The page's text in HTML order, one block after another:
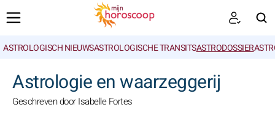
ASTROLOGISCH NIEUWSASTROLOGISCHE TRANSITSASTRODOSSIER
Astrologie en waarzeggerij
Geschreven door Isabelle Fortes